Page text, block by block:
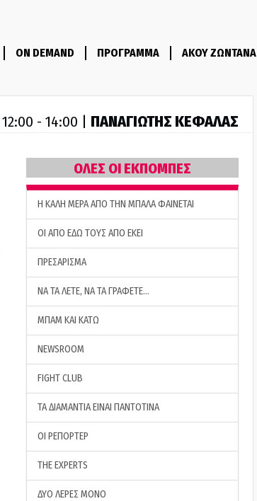
ON DEMAND ΠΡΟΓΡΑΜΜΑ ΑΚΟΥ ΖΩΝΤΑΝΑ
12:00 - 14:00 | ΠΑΝΑΓΙΩΤΗΣ ΚΕΦΑΛΑΣ
ΟΛΕΣ ΟΙ ΕΚΠΟΜΠΕΣ
H ΚΑΛΗ ΜΕΡΑ ΑΠΟ ΤΗΝ ΜΠΑΛΑ ΦΑΙΝΕΤΑΙ
ΟΙ ΑΠΟ ΕΔΩ ΤΟΥΣ ΑΠΟ ΕΚΕΙ
ΠΡΕΣΑΡΙΣΜΑ
ΝΑ ΤΑ ΛΕΤΕ, ΝΑ ΤΑ ΓΡΑΦΕΤΕ…
ΜΠΑΜ ΚΑΙ ΚΑΤΩ
NEWSROOM
FIGHT CLUB
ΤΑ ΔΙΑΜΑΝΤΙΑ ΕΙΝΑΙ ΠΑΝΤΟΤΙΝΑ
ΟΙ ΡΕΠΟΡΤΕΡ
THE EXPERTS
ΔΥΟ ΛΕΡΕΣ ΜΟΝΟ